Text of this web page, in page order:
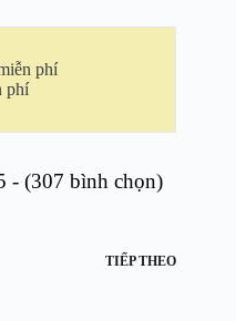
phí
phí
- (307 bình chọn)
TIẾP THEO